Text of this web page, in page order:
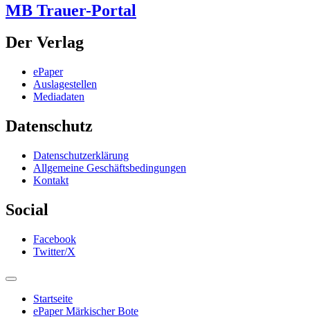
MB Trauer-Portal
Der Verlag
ePaper
Auslagestellen
Mediadaten
Datenschutz
Datenschutzerklärung
Allgemeine Geschäftsbedingungen
Kontakt
Social
Facebook
Twitter/X
Startseite
ePaper Märkischer Bote